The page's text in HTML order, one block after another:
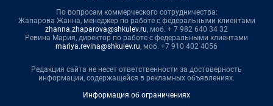
По вопросам коммерческого сотрудничества:
Жапарова Жанна, менеджер по работе с федеральными клиентами
zhanna.zhaparova@shkulev.ru, моб. + 7 982 640 34 32
Ревина Мария, директор по работе с федеральными клиентами
mariya.revina@shkulev.ru, моб. +7 910 402 4056
Редакция сайта не несет ответственности за достоверность
информации, содержащейся в рекламных объявлениях.
Информация об ограничениях